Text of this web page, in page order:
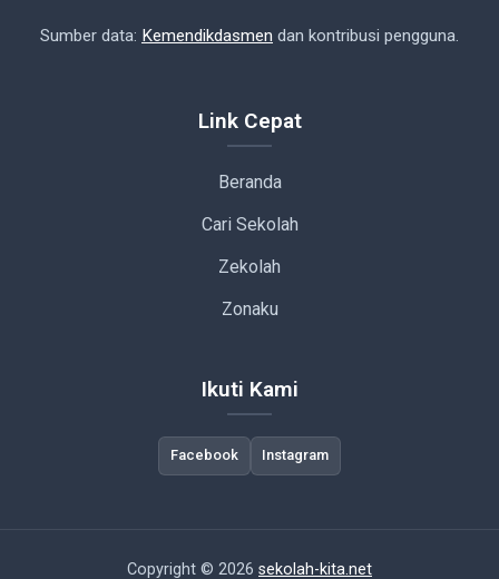
Sumber data: Kemendikdasmen dan kontribusi pengguna.
Link Cepat
Beranda
Cari Sekolah
Zekolah
Zonaku
Ikuti Kami
Facebook Instagram
Copyright © 2026 sekolah-kita.net